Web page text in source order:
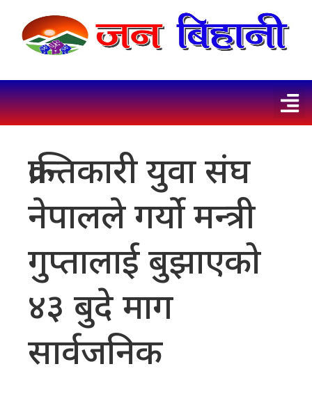
क्रान्तिकारी युवा संघ
नेपालले गर्यो मन्त्री
गुप्तालाई बुझाएको
४३ बुदे माग
सार्वजनिक